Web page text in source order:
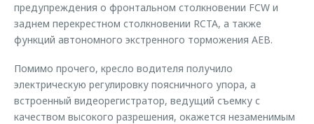
предупреждения о фронтальном столкновении FCW и
заднем перекрестном столкновении RCTA, а также
функций автономного экстренного торможения AEB.
Помимо прочего, кресло водителя получило
электрическую регулировку поясничного упора, а
встроенный видеорегистратор, ведущий съемку с
качеством высокого разрешения, окажется незаменимым